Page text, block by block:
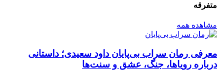
متفرقه
مشاهده همه
معرفی رمان سراب بی‌پایان داود سعیدی؛ داستانی
درباره رویاها، جنگ، عشق و سنت‌ها